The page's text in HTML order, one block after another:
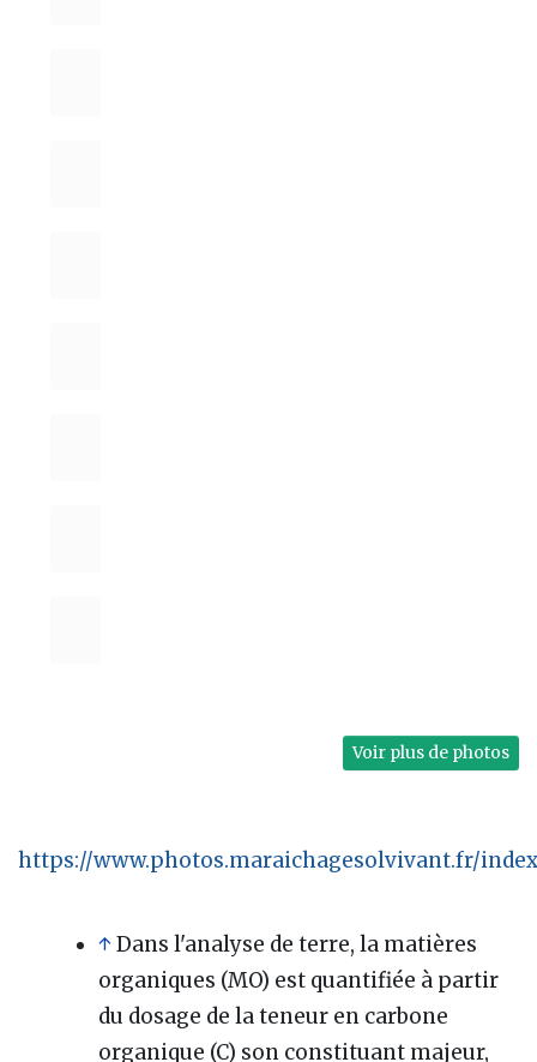
Voir plus de photos
https://www.photos.maraichagesolvivant.fr/
↑Dans l'analyse de terre, la matières
organiques (MO) est quantifiée à partir
du dosage de la teneur en carbone
organique (C) son constituant majeur,